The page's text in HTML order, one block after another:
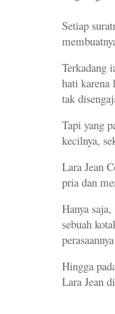
Setiap
Terkadang
hati karena
tak
Tapi yang
kecilnya,
Lara Jean
pria dan
Hanya
sebuah
Hingga
Lara Jean